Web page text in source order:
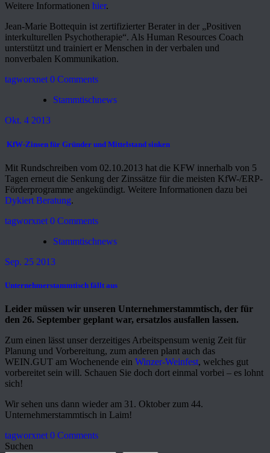
Weitere Informationen hier.
Jean-Marie Bottequin ist zertifizierter Berater in der „Positiven
interkulturellen Psychotherapie“. Als Human Resources Coach
unterstützt und trainiert er Menschen in der verbalen und
nonverbalen Kommunikation.
tagworxnet 0 Comments
Stammtischnews
Okt. 4 2013
KfW-Zinsen für Gründer und Mittelstand sinken
Mit Rundschreiben vom 02.10.2013 hat die KFW innerhalb von 5
Tagen erneut die Senkung der Zinssätze für die meisten KfW-/ERP-
Förderprogramme angekündigt. Weitere Informationen dazu bei
Dykiert Beratung.
tagworxnet 0 Comments
Stammtischnews
Sep. 25 2013
Unternehmerstammtisch fällt aus
Leider müssen wir unseren Unternehmerstammtisch, der für
den 26. September geplant war, ersatzlos ausfallen lassen.
Zum einen lässt unser derzeitiges Arbeitspensum wenig Zeit für
Planung und Vorbereitung, zum anderen plant auch das
WEIN.GUT am Wochenende ein Winzer-Weinfest, welches gut
vorbereitet sein will. Schauen Sie doch dort einmal vorbei – es lohnt
sich!
Wir sehen uns dann wieder am 31. Oktober zum 44.
Unternehmerstammtisch in Laim!
tagworxnet 0 Comments
Suchen